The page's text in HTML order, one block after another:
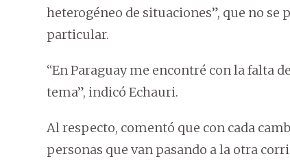
heterogéneo de situaciones”, que no
particular.
“En Paraguay me encontré con la falta
tema”, indicó Echauri.
Al respecto, comentó que con cada
personas que van pasando a la otra